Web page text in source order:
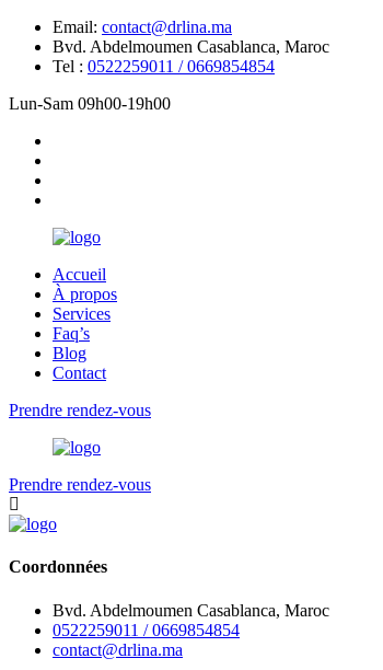
Email: contact@drlina.ma
Bvd. Abdelmoumen Casablanca, Maroc
Tel : 0522259011 / 0669854854
Lun-Sam 09h00-19h00
Accueil
À propos
Services
Faq’s
Blog
Contact
Prendre rendez-vous
Prendre rendez-vous
Coordonnées
Bvd. Abdelmoumen Casablanca, Maroc
0522259011 / 0669854854
contact@drlina.ma